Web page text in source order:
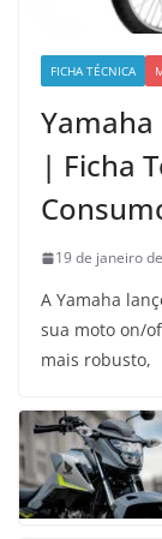
FICHA TÉCNICA
| Ficha
19 de janeiro
A Yamaha
sua moto on/
mais robusto,